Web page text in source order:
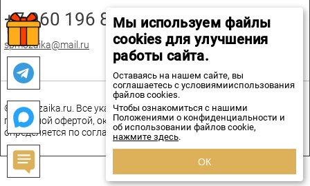
+7 960 196 89 20
spmozaika@mail.ru
© spmozaika.ru. Все указанные на сайте цены не являются
публичной офертой, окончательная стоимость товаров
определяется по соглашению сторон.
Мы используем файлы
cookies для улучшения
работы сайта.
Оставаясь на нашем сайте, вы
соглашаетесь с условиямииспользования
файлов cookies.
Чтобы ознакомиться с нашими
Положениями о конфиденциальности и
об использовании файлов cookie,
нажмите здесь.
ОК